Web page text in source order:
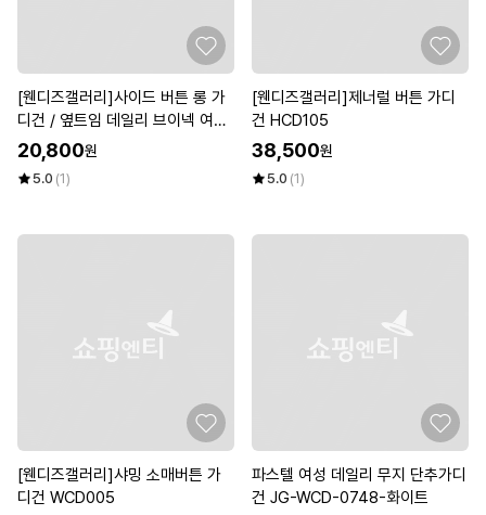
[웬디즈갤러리]사이드 버튼 롱 가
디건 / 옆트임 데일리 브이넥 여성
하프롱 CCD003
20,800원
5.0 (1)
[웬디즈갤러리]제너럴 버튼 가디
건 HCD105
38,500원
5.0 (1)
[웬디즈갤러리]샤밍 소매버튼 가
디건 WCD005
파스텔 여성 데일리 무지 단추가디
건 JG-WCD-0748-화이트